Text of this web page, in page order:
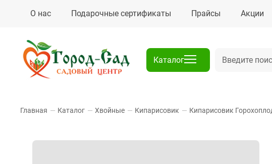
О нас Подарочные сертификаты Прайсы Акции
Каталог
Главная — Каталог — Хвойные — Кипарисовик —